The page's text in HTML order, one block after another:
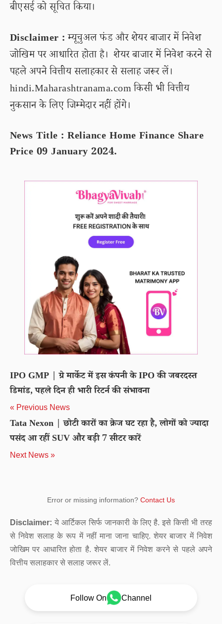
बीएसई को सूचित किया।
Disclaimer :म्यूचुअल फंड और शेयर बाजार में निवेश
जोखिम पर आधारित होता है। शेयर बाजार में निवेश करने से
पहले अपने वित्तीय सलाहकार से सलाह जरूर लें।
hindi.Maharashtranama.com किसी भी वित्तीय
नुकसान के लिए जिम्मेदार नहीं होंगे।
News Title : Reliance Home Finance Share
Price 09 January 2024.
IPO GMP | ग्रे मार्केट में इस कंपनी के IPO की जबरदस्त
डिमांड, पहले दिन ही भारी रिटर्न की संभावना
« Previous News
Tata Nexon | छोटी कारों का क्रेज घट रहा है, लोगों को ज्यादा
पसंद आ रहीं SUV और बड़ी 7 सीटर कारें
Next News »
Error or missing information? Contact Us
Disclaimer: ये आर्टिकल सिर्फ जानकारी के लिए है. इसे किसी भी तरह
से निवेश सलाह के रूप में नहीं माना जाना चाहिए. शेयर बाजार में निवेश
जोखिम पर आधारित होता है. शेयर बाजार में निवेश करने से पहले अपने
वित्तीय सलाहकार से सलाह जरूर लें.
Follow On Channel